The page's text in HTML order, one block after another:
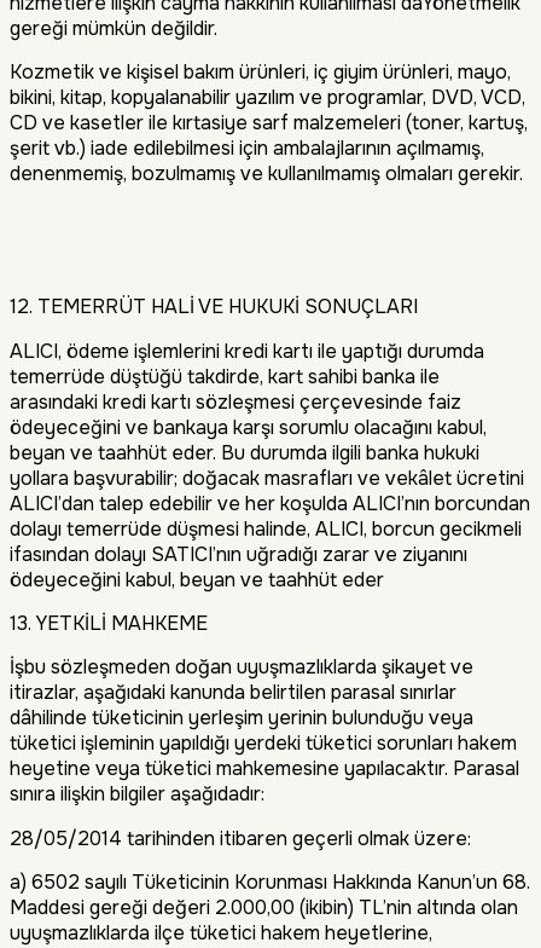
gereği mümkün değildir.
Kozmetik ve kişisel bakım ürünleri, iç giyim ürünleri, mayo,
bikini, kitap, kopyalanabilir yazılım ve programlar, DVD, VCD,
CD ve kasetler ile kırtasiye sarf malzemeleri (toner, kartuş,
şerit vb.) iade edilebilmesi için ambalajlarının açılmamış,
denenmemiş, bozulmamış ve kullanılmamış olmaları gerekir.
12. TEMERRÜT HALİ VE HUKUKİ SONUÇLARI
ALICI, ödeme işlemlerini kredi kartı ile yaptığı durumda
temerrüde düştüğü takdirde, kart sahibi banka ile
arasındaki kredi kartı sözleşmesi çerçevesinde faiz
ödeyeceğini ve bankaya karşı sorumlu olacağını kabul,
beyan ve taahhüt eder. Bu durumda ilgili banka hukuki
yollara başvurabilir; doğacak masrafları ve vekâlet ücretini
ALICI’dan talep edebilir ve her koşulda ALICI’nın borcundan
dolayı temerrüde düşmesi halinde, ALICI, borcun gecikmeli
ifasından dolayı SATICI’nın uğradığı zarar ve ziyanını
ödeyeceğini kabul, beyan ve taahhüt eder
13. YETKİLİ MAHKEME
İşbu sözleşmeden doğan uyuşmazlıklarda şikayet ve
itirazlar, aşağıdaki kanunda belirtilen parasal sınırlar
dâhilinde tüketicinin yerleşim yerinin bulunduğu veya
tüketici işleminin yapıldığı yerdeki tüketici sorunları hakem
heyetine veya tüketici mahkemesine yapılacaktır. Parasal
sınıra ilişkin bilgiler aşağıdadır:
28/05/2014 tarihinden itibaren geçerli olmak üzere:
a) 6502 sayılı Tüketicinin Korunması Hakkında Kanun’un 68.
Maddesi gereği değeri 2.000,00 (ikibin) TL’nin altında olan
uyuşmazlıklarda ilçe tüketici hakem heyetlerine,